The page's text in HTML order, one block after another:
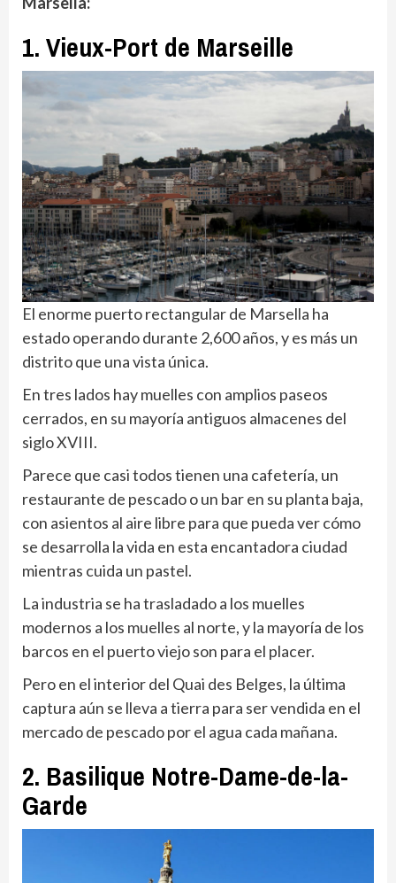
1. Vieux-Port de Marseille
El enorme puerto rectangular de Marsella ha
estado operando durante 2,600 años, y es más un
distrito que una vista única.
En tres lados hay muelles con amplios paseos
cerrados, en su mayoría antiguos almacenes del
siglo XVIII.
Parece que casi todos tienen una cafetería, un
restaurante de pescado o un bar en su planta baja,
con asientos al aire libre para que pueda ver cómo
se desarrolla la vida en esta encantadora ciudad
mientras cuida un pastel.
La industria se ha trasladado a los muelles
modernos a los muelles al norte, y la mayoría de los
barcos en el puerto viejo son para el placer.
Pero en el interior del Quai des Belges, la última
captura aún se lleva a tierra para ser vendida en el
mercado de pescado por el agua cada mañana.
2. Basilique Notre-Dame-de-la-
Garde